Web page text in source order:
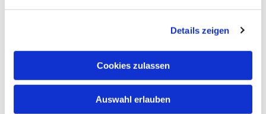
Details zeigen
Cookies zulassen
Auswahl erlauben